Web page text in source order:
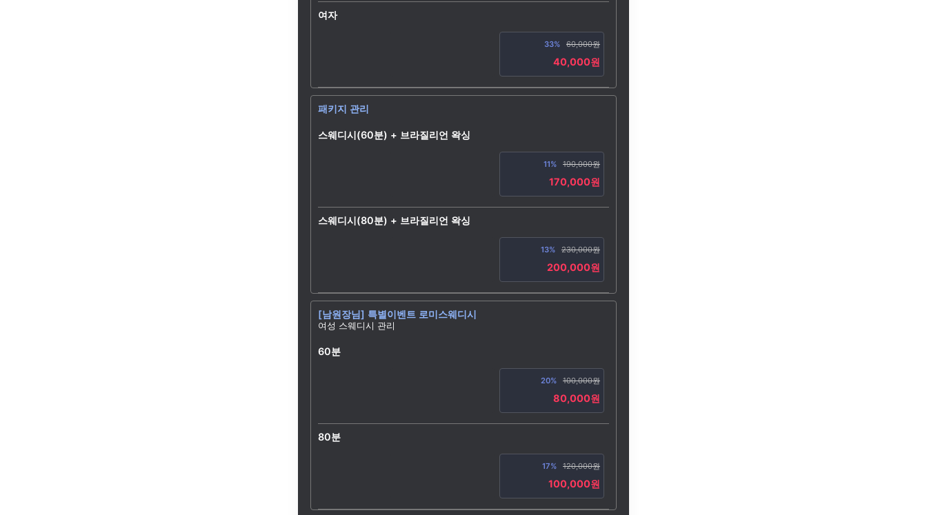
여자
33% 60,000원
40,000원
패키지 관리
스웨디시(60분) + 브라질리언 왁싱
11% 190,000원
170,000원
스웨디시(80분) + 브라질리언 왁싱
13% 230,000원
200,000원
[남원장님] 특별이벤트 로미스웨디시
여성 스웨디시 관리
60분
20% 100,000원
80,000원
80분
17% 120,000원
100,000원